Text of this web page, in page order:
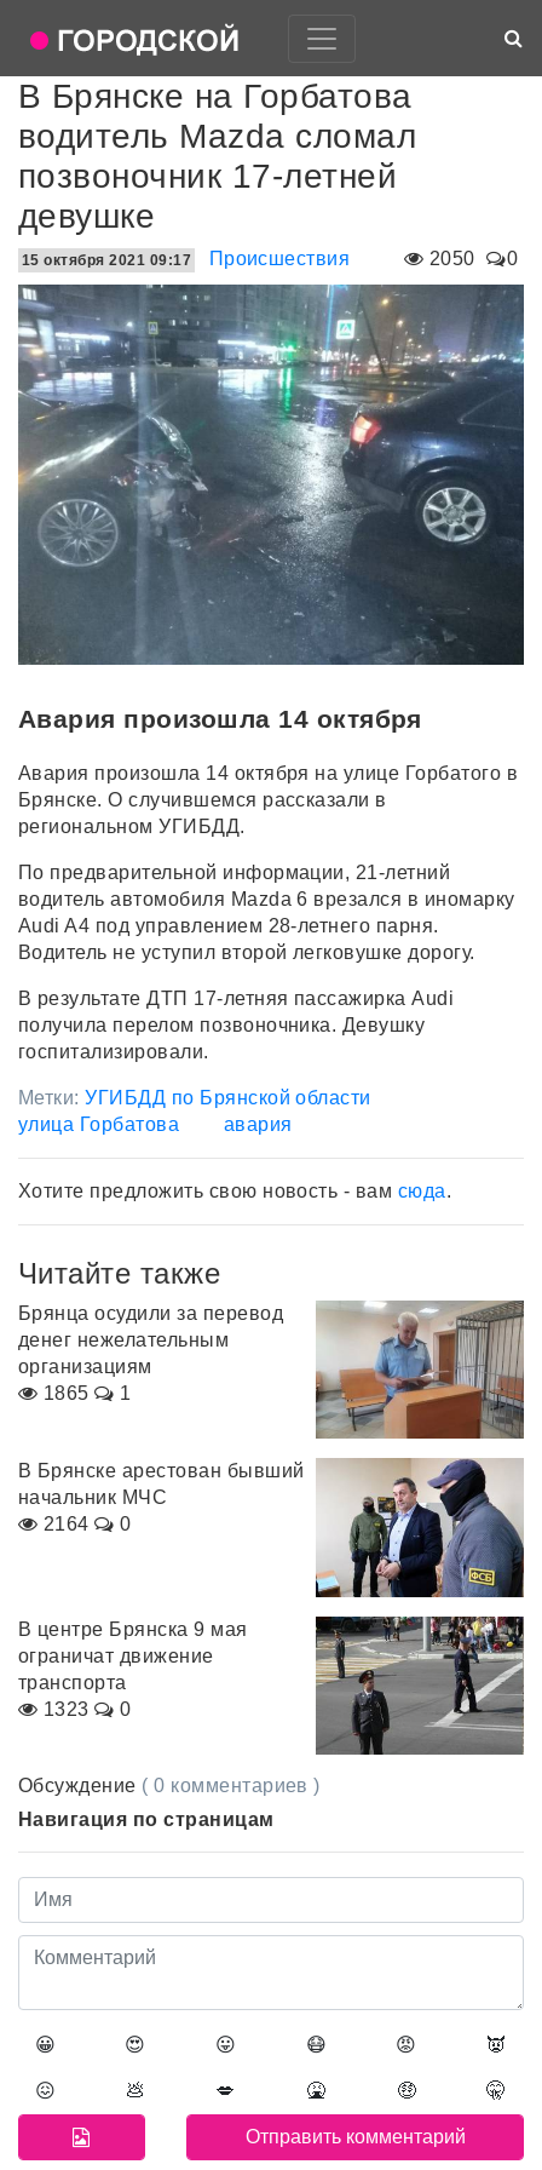
В Брянске на Горбатова
водитель Mazda сломал
позвоночник 17-летней
девушке
2050 0
15 октября 2021 09:17 Происшествия
Авария произошла 14 октября
Авария произошла 14 октября на улице Горбатого в
Брянске. О случившемся рассказали в
региональном УГИБДД.
По предварительной информации, 21-летний
водитель автомобиля Mazda 6 врезался в иномарку
Audi A4 под управлением 28-летнего парня.
Водитель не уступил второй легковушке дорогу.
В результате ДТП 17-летняя пассажирка Audi
получила перелом позвоночника. Девушку
госпитализировали.
Метки:УГИБДД по Брянской области
улица Горбатова
авария
Хотите предложить свою новость - вам сюда.
Читайте также
Брянца осудили за перевод
денег нежелательным
организациям
1865
1
В Брянске арестован бывший
начальник МЧС
2164
0
В центре Брянска 9 мая
ограничат движение
транспорта
1323
0
Обсуждение ( 0 комментариев )
Навигация по страницам
😀 😍 😛 😷 😡 👿
😖 💩 💋 🤮 🤑 🤫